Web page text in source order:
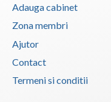
Adauga cabinet
Zona membri
Ajutor
Contact
Termeni si conditii